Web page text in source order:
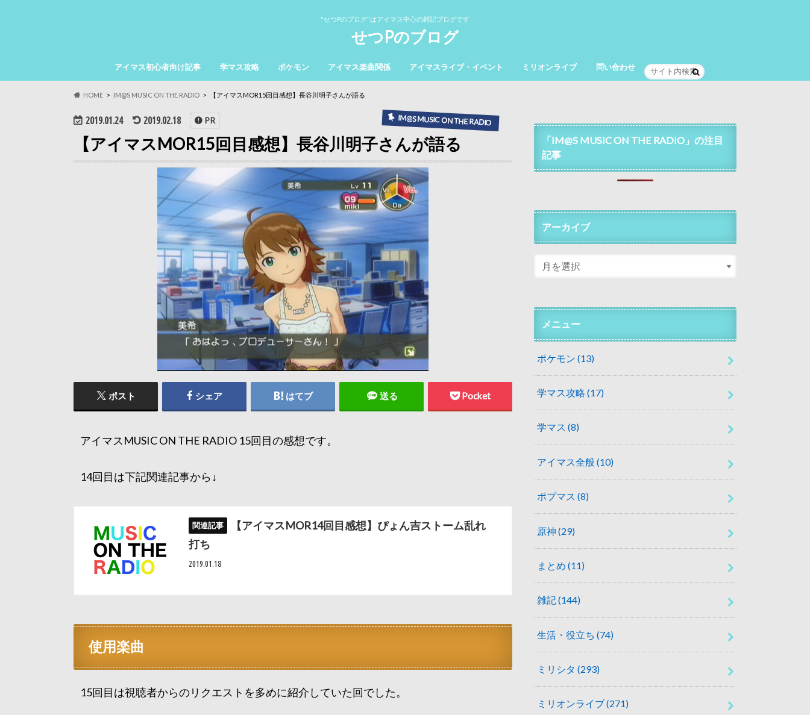
"せつPのブログ"はアイマス中心の雑記ブログです
せつPのブログ
アイマス初心者向け記事 学マス攻略 ポケモン アイマス楽曲関係 アイマスライブ・イベント ミリオンライブ 問い合わせ
HOME IM@S MUSIC ON THE RADIO 【アイマスMOR15回目感想】長谷川明子さんが語る
2019.01.24 2019.02.18 IM@S MUSIC ON THE RADIO
PR
【アイマスMOR15回目感想】長谷川明子さんが語る
ポスト シェア はてブ 送る Pocket
アイマスMUSIC ON THE RADIO 15回目の感想です。
14回目は下記関連記事から↓
【アイマスMOR14回目感想】ぴょん吉ストーム乱れ
打ち
2019.01.18
使用楽曲
15回目は視聴者からのリクエストを多めに紹介していた回でした。
「IM@S MUSIC ON THE RADIO」の注目
記事
アーカイブ
メニュー
ポケモン (13)
学マス攻略 (17)
学マス (8)
アイマス全般(10)
ポプマス (8)
原神 (29)
まとめ (11)
雑記(144)
生活・役立ち (74)
ミリシタ (293)
ミリオンライブ(271)